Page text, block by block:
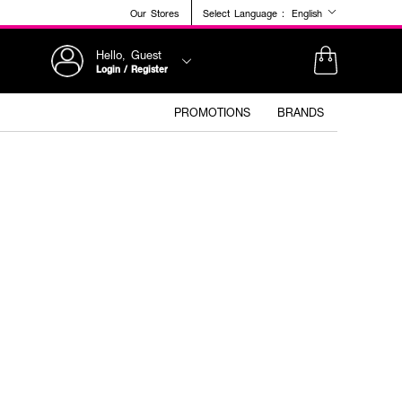
Our Stores Select Language : English
Hello, Guest
Login / Register
PROMOTIONS BRANDS